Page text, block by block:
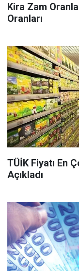
Kira Zam
Oranları
TÜİK Fiyatı En
Açıkladı